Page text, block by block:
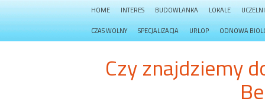
HOME INTERES BUDOWLANKA LOKALE
CZAS WOLNY SPECJALIZACJA URLOP ODNOWA
Czy znajdziemy